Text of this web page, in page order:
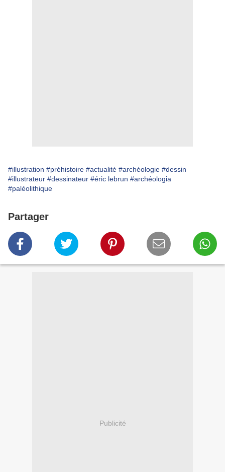
#illustration #préhistoire #actualité #archéologie #dessin
#illustrateur #dessinateur #éric lebrun #archéologia
#paléolithique
Partager
Publicité